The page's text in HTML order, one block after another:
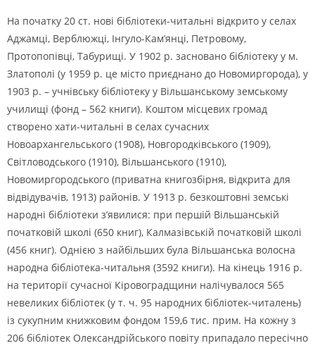
На початку 20 ст. нові бібліотеки-читальні відкрито у селах
Аджамці, Верблюжці, Інгуло-Кам’янці, Петровому,
Протопопівці, Табурищі. У 1902 р. засновано бібліотеку у м.
Златополі (у 1959 р. це місто приєднано до Новомиргорода), у
1903 р. – учнівську бібліотеку у Вільшанському земському
училищі (фонд – 562 книги). Коштом місцевих громад
створено хати-читальні в селах сучасних
Новоархангельського (1908), Новгородківського (1909),
Світловодського (1910), Вільшанського (1910),
Новомиргородського (приватна книгозбірня, відкрита для
відвідувачів, 1913) районів. У 1913 р. безкоштовні земські
народні бібліотеки з’явилися: при першій Вільшанській
початковій школі (650 книг), Калмазівській початковій школі
(456 книг). Однією з найбільших була Вільшанська волосна
народна бібліотека-читальня (3592 книги). На кінець 1916 р.
на території сучасної Кіровоградщини налічувалося 565
невеликих бібліотек (у т. ч. 95 народних бібліотек-читалень)
із сукупним книжковим фондом 159,6 тис. прим. На кожну з
206 бібліотек Олександрійського повіту припадало пересічно